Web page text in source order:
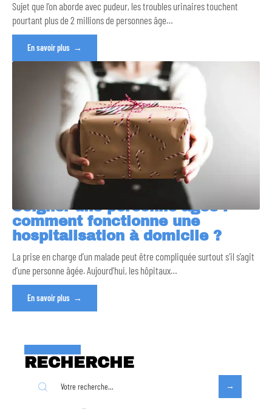
Sujet que l’on aborde avec pudeur, les troubles urinaires touchent
pourtant plus de 2 millions de personnes âge…
En savoir plus
Soigner une personne âgée :
comment fonctionne une
hospitalisation à domicile ?
La prise en charge d’un malade peut être compliquée surtout s’il s’agit
d’une personne âgée. Aujourd’hui, les hôpitaux…
En savoir plus
RECHERCHE